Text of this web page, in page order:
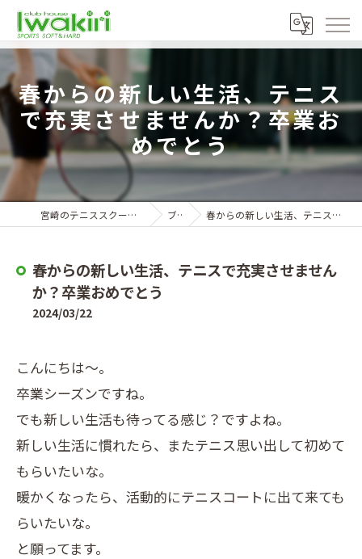
春からの新しい生活、テニス
で充実させませんか？卒業お
めでとう
宮崎のテニススクールならクラブハウスイワキリ ブログ 春からの新しい生活、テニスで充実させませんか？卒業おめでとう
春からの新しい生活、テニスで充実させません
か？卒業おめでとう
2024/03/22
こんにちは〜。
卒業シーズンですね。
でも新しい生活も待ってる感じ？ですよね。
新しい生活に慣れたら、またテニス思い出して初めて
もらいたいな。
暖かくなったら、活動的にテニスコートに出て来ても
らいたいな。
と願ってます。